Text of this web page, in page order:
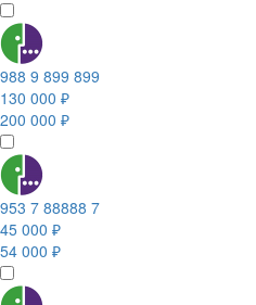
988 9 899 899
130 000 ₽
200 000 ₽
953 7 88888 7
45 000 ₽
54 000 ₽